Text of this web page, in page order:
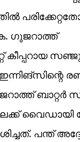
ഗുജറാത്ത്
കീപ്പറായ
ബാറ്റർ
വൈഡായി
പന്ത്